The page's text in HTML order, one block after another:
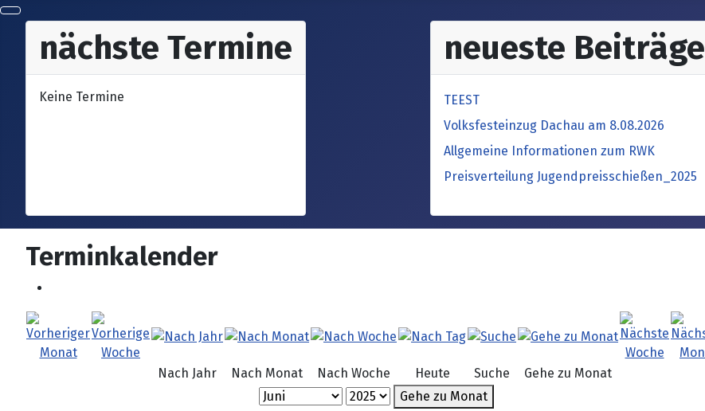
nächste Termine
Keine Termine
neueste Beiträge
TEEST
Volksfesteinzug Dachau am 8.08.2026
Allgemeine Informationen zum RWK
Preisverteilung Jugendpreisschießen_2025
Terminkalender
Nach Jahr Nach Monat Nach Woche Heute Suche
Gehe zu Monat
Gehe zu Monat